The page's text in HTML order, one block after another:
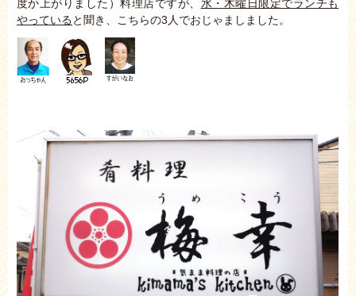
度か上がりました）料理店ですが、 水・木曜日限定でランチも
やっていると聞き、こちらの3人でおじゃましました。